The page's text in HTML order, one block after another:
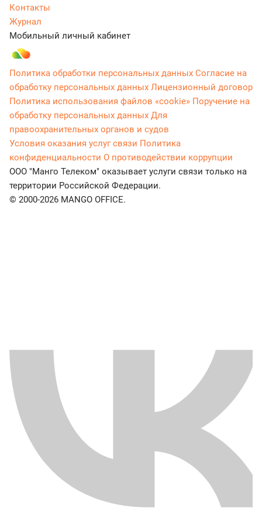
Контакты
Журнал
Мобильный личный кабинет
Политика обработки персональных данных Согласие на
обработку персональных данных Лицензионный договор
Политика использования файлов «cookie» Поручение на
обработку персональных данных Для
правоохранительных органов и судов
Условия оказания услуг связи Политика
конфиденциальности О противодействии коррупции
ООО "Манго Телеком" оказывает услуги связи только на
территории Российской Федерации.
© 2000-2026 MANGO OFFICE.